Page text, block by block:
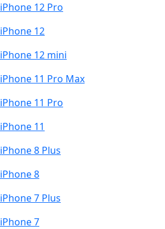
iPhone 12 Pro
iPhone 12
iPhone 12 mini
iPhone 11 Pro Max
iPhone 11 Pro
iPhone 11
iPhone 8 Plus
iPhone 8
iPhone 7 Plus
iPhone 7